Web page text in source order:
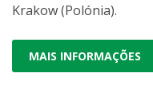
Krakow (Polónia).
MAIS INFORMAÇÕES